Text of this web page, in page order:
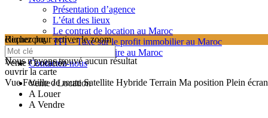
Présentation d’agence
L’état des lieux
Le contrat de location au Maroc
TPI – Taxe sur le profit immobilier au Maroc
Les frais de notaire au Maroc
Contactez-nous
cliquez pour activer le zoom
searching...
Nous n'avons trouvé aucun résultat
ouvrir la carte
Vue Feuille de route Satellite Hybride Terrain Ma position Plein écran
Recherche
Vente / Location
Vente / Location
A Louer
A Vendre